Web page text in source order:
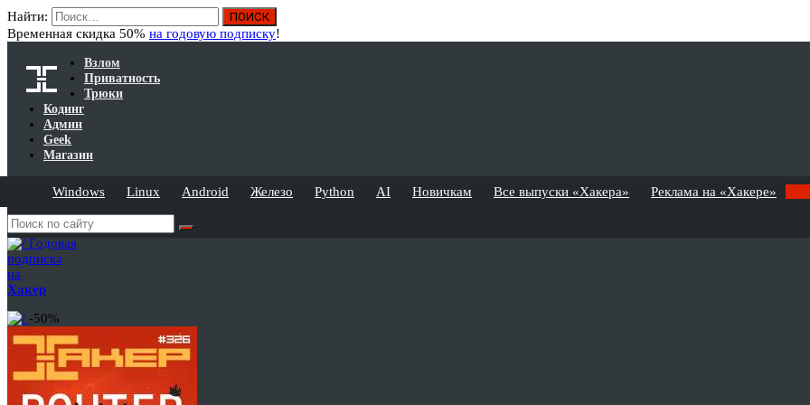
Найти:
Временная скидка 50% на годовую подписку!
Взлом
Приватность
Трюки
Кодинг
Админ
Geek
Магазин
Windows Linux Android Железо Python AI Новичкам Все выпуски «Хакера» Реклама на «Хакере»
Годовая
подписка
на
Хакер
-50%